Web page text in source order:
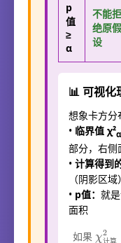
p
值
≥
α
不能拒
绝原假
设
📊 可视化
想象卡方分
• 临界值 χ²α
部分，右侧
• 计算得到的
（阴影区
• p值： 就
面积
如果χ